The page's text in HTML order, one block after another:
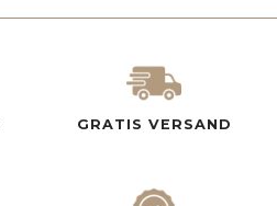
GRATIS VERSAND